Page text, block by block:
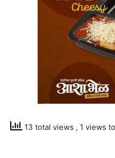
13 total views , 1 views